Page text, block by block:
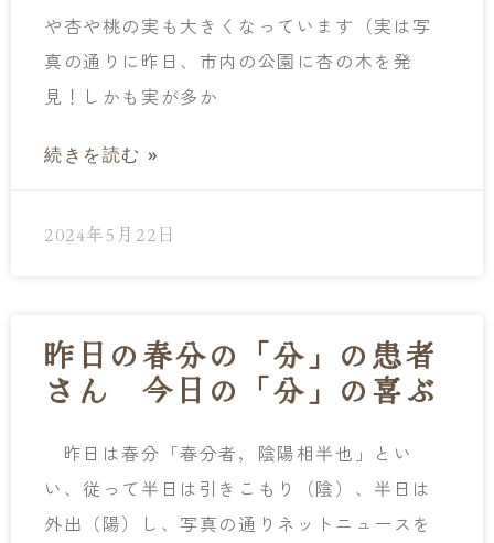
や杏や桃の実も大きくなっています（実は写
真の通りに昨日、市内の公園に杏の木を発
見！しかも実が多か
続きを読む »
2024年5月22日
昨日の春分の「分」の患者
さん 今日の「分」の喜ぶ
昨日は春分「春分者，陰陽相半也」とい
い、従って半日は引きこもり（陰）、半日は
外出（陽）し、写真の通りネットニュースを